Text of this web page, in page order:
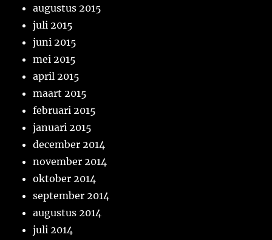
augustus 2015
juli 2015
juni 2015
mei 2015
april 2015
maart 2015
februari 2015
januari 2015
december 2014
november 2014
oktober 2014
september 2014
augustus 2014
juli 2014